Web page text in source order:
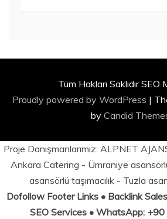
Tüm Hakları Saklıdır SEO
Proudly powered by WordPress |
by Candid
Proje Danışmanlarımız: ALPNET
Ankara Catering - Ümraniye
asansörlü taşımacılık - Tuzla
Dofollow Footer Links • Backlink
SEO Services • WhatsApp: